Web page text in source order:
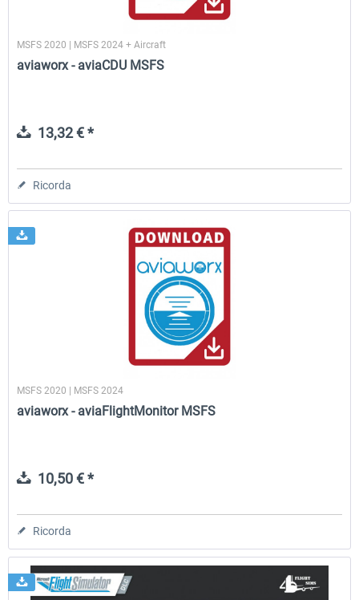
MSFS 2020 | MSFS 2024 + Aircraft
aviaworx - aviaCDU MSFS
13,32 € *
Ricorda
MSFS 2020 | MSFS 2024
aviaworx - aviaFlightMonitor MSFS
10,50 € *
Ricorda